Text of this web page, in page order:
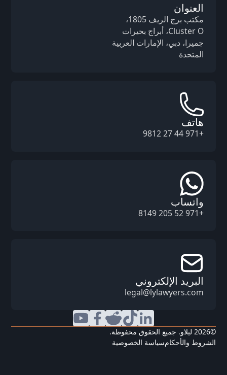
العنوان
مكتب برج الريف 1805،
Cluster O، أبراج بحيرات
جميرا، دبي، الإمارات العربية
المتحدة
هاتف
+971 44 27 9812
واتساب
+971 52 205 8149
البريد الإلكتروني
legal@lylawyers.com
©
2026 ليلاو. جميع الحقوق محفوظة.
الشروط والأحكامسياسة الخصوصية